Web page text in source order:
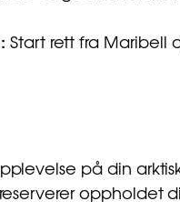
Start rett fra Maribell
på din
oppholdet